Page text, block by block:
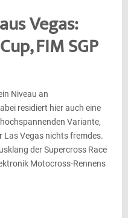
Vegas:
FIM SGP
Niveau an
residiert hier auch eine
Variante,
Vegas nichts fremdes.
der Supercross Race
Motocross-Rennens